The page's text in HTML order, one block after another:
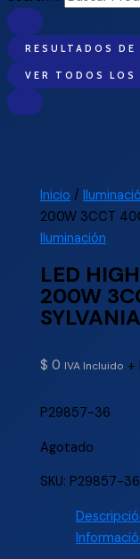
RESULTADOS
VER TODOS LOS
Inicio /
200W 3CCT
Iluminación
LED
200W
SYLVANIA
$ 0 IVA Incluido +
P29857-36
Agotado
SKU:P29857-36